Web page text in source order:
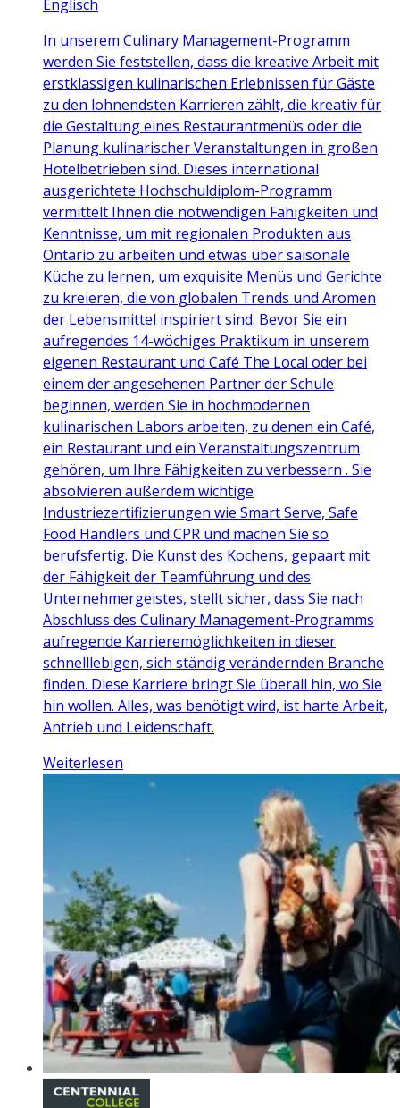
Englisch
In unserem Culinary Management-Programm
werden Sie feststellen, dass die kreative Arbeit mit
erstklassigen kulinarischen Erlebnissen für Gäste
zu den lohnendsten Karrieren zählt, die kreativ für
die Gestaltung eines Restaurantmenüs oder die
Planung kulinarischer Veranstaltungen in großen
Hotelbetrieben sind. Dieses international
ausgerichtete Hochschuldiplom-Programm
vermittelt Ihnen die notwendigen Fähigkeiten und
Kenntnisse, um mit regionalen Produkten aus
Ontario zu arbeiten und etwas über saisonale
Küche zu lernen, um exquisite Menüs und Gerichte
zu kreieren, die von globalen Trends und Aromen
der Lebensmittel inspiriert sind. Bevor Sie ein
aufregendes 14-wöchiges Praktikum in unserem
eigenen Restaurant und Café The Local oder bei
einem der angesehenen Partner der Schule
beginnen, werden Sie in hochmodernen
kulinarischen Labors arbeiten, zu denen ein Café,
ein Restaurant und ein Veranstaltungszentrum
gehören, um Ihre Fähigkeiten zu verbessern . Sie
absolvieren außerdem wichtige
Industriezertifizierungen wie Smart Serve, Safe
Food Handlers und CPR und machen Sie so
berufsfertig. Die Kunst des Kochens, gepaart mit
der Fähigkeit der Teamführung und des
Unternehmergeistes, stellt sicher, dass Sie nach
Abschluss des Culinary Management-Programms
aufregende Karrieremöglichkeiten in dieser
schnelllebigen, sich ständig verändernden Branche
finden. Diese Karriere bringt Sie überall hin, wo Sie
hin wollen. Alles, was benötigt wird, ist harte Arbeit,
Antrieb und Leidenschaft.
Weiterlesen